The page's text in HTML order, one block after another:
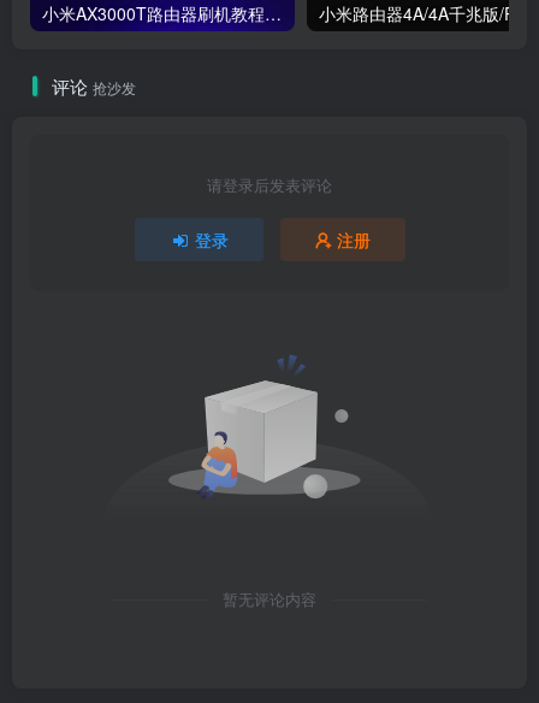
小米AX3000T路由器刷机教程傻瓜式uboot版支持v1v2+恢复原厂系统教程RD03 RD23
评论 抢沙发
请登录后发表评论
登录 注册
暂无评论内容